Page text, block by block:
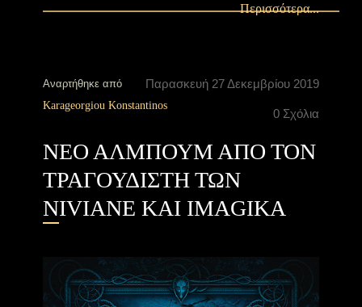
Περισσότερα...
Παρασκευή 27 Δεκεμβρίου 2019
0 Σχόλια
Αναρτήθηκε από
Karageorgiou Konstantinos
ΝΕΟ ΑΛΜΠΟΥΜ ΑΠΟ ΤΟΝ
ΤΡΑΓΟΥΔΙΣΤΗ ΤΩΝ
NIVIANE ΚΑΙ IMAGIKA